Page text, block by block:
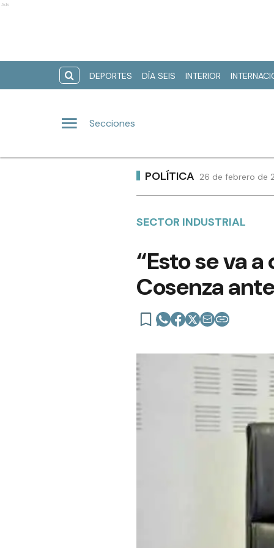
Ads
DEPORTES DÍA SEIS INTERIOR
Secciones
POLÍTICA 26 de febrero de
SECTOR INDUSTRIAL
“Esto se va
Cosenza